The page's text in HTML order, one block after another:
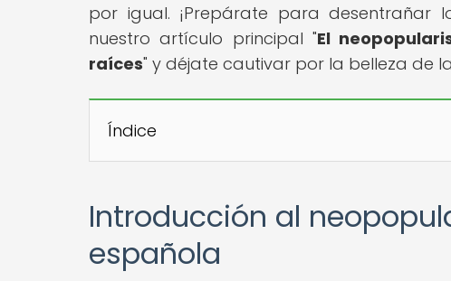
por igual. ¡Prepárate para desentrañar
nuestro artículo principal "El
raíces" y déjate cautivar por la belleza de
Índice
Introducción al
española